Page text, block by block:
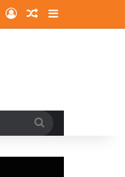
Log InRandom Article
Sidebar